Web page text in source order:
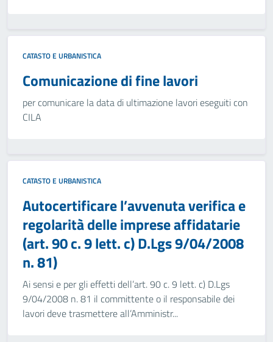
CATASTO E URBANISTICA
Comunicazione di fine lavori
per comunicare la data di ultimazione lavori eseguiti con
CILA
CATASTO E URBANISTICA
Autocertificare l’avvenuta verifica e
regolarità delle imprese affidatarie
(art. 90 c. 9 lett. c) D.Lgs 9/04/2008
n. 81)
Ai sensi e per gli effetti dell’art. 90 c. 9 lett. c) D.Lgs
9/04/2008 n. 81 il committente o il responsabile dei
lavori deve trasmettere all’Amministr...